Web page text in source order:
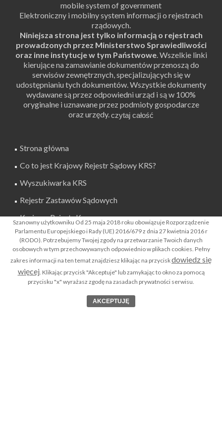
mobile system of government
Elektroniczny i mobilny system informacji o rejestrach
rządowych.
Niniejsza strona jest tylko informacją o rejestrach
prowadzonych przez Ministerstwo Sprawiedliwości
oraz inne instytucje w tym Państwowe. Wszelkie linki
kierujące na zamawianie dokumentów przenoszą do
serwisów zewnętrznych, specjalizujących się w
udostępnianiu tych dokumentów. Wszystkie dokumenty
wydawane są przez odpowiedni urząd i są w 100%
oryginalne i uznawane przez podmioty gospodarcze
oraz urzędy.
Strona główna
Co to jest Krajowy Rejestr Sądowy KRS?
Wyszukiwarka KRS
Rejestr Zastawów Sądowych
Krajowy Rejestr Karny
Co to jest Rejestr Dłużników Niewypłacalnych ?
Biura Informacji Gospodarczej BIGi
Rejestr Zastawów Skarbowych
Apostille dokumentów
Legalizacja dokumentów
Szanowny użytkowniku Od 25 maja 2018 roku obowiązuje Rozporządzenie
Parlamentu Europejskiego i Rady (UE) 2016/679 z dnia 27 kwietnia 2016 r
(RODO). Potrzebujemy Twojej zgody na przetwarzanie Twoich danych
osobowych w tym przechowywanych odpowiednio w plikach cookies. Pełny
zakres informacji na ten temat znajdziesz klikając na przyciskdowiedz się
więcej. Klikając przycisk "Akceptuje" lub zamykając to okno za pomocą
przycisku "x" wyrażasz zgodę na zasadach prywatności serwisu.
AKCEPTUJĘ